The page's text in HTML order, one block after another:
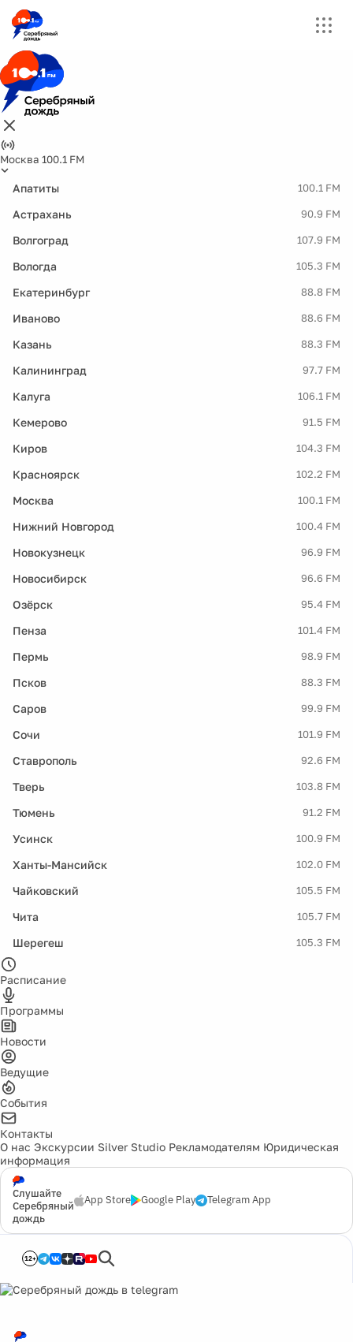
Москва 100.1 FM
Апатиты 100.1 FM
Астрахань 90.9 FM
Волгоград 107.9 FM
Вологда 105.3 FM
Екатеринбург 88.8 FM
Иваново 88.6 FM
Казань 88.3 FM
Калининград 97.7 FM
Калуга 106.1 FM
Кемерово 91.5 FM
Киров 104.3 FM
Красноярск 102.2 FM
Москва 100.1 FM
Нижний Новгород 100.4 FM
Новокузнецк 96.9 FM
Новосибирск 96.6 FM
Озёрск 95.4 FM
Пенза 101.4 FM
Пермь 98.9 FM
Псков 88.3 FM
Саров 99.9 FM
Сочи 101.9 FM
Ставрополь 92.6 FM
Тверь 103.8 FM
Тюмень 91.2 FM
Усинск 100.9 FM
Ханты-Мансийск 102.0 FM
Чайковский 105.5 FM
Чита 105.7 FM
Шерегеш 105.3 FM
Расписание
Программы
Новости
Ведущие
События
Контакты
О нас Экскурсии Silver Studio Рекламодателям Юридическая
информация
Слушайте
Серебряный
дождь
App Store Google Play Telegram App
12+